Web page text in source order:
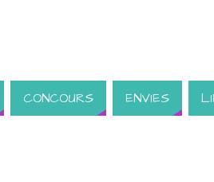
CONCOURS ENVIES